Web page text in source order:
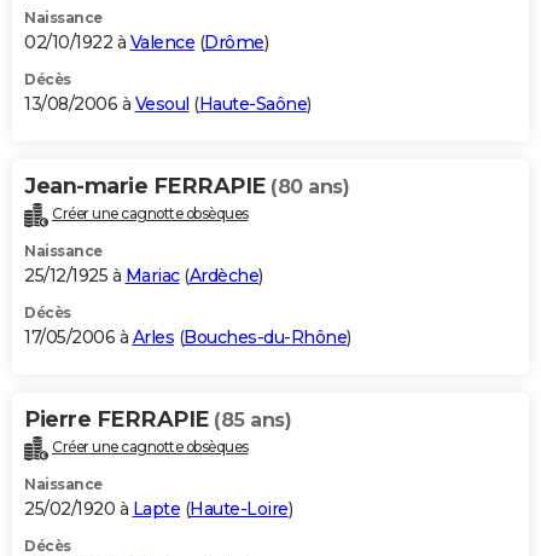
Naissance
02/10/1922 à Valence (Drôme)
Décès
13/08/2006 à Vesoul (Haute-Saône)
Jean-marie FERRAPIE (80 ans)
Créer une cagnotte obsèques
Naissance
25/12/1925 à Mariac(Ardèche)
Décès
17/05/2006 à Arles (Bouches-du-Rhône)
Pierre FERRAPIE (85 ans)
Créer une cagnotte obsèques
Naissance
25/02/1920 à Lapte (Haute-Loire)
Décès